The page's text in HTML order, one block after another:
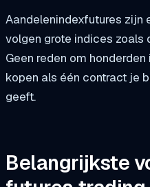
Aandelenindexfutures zijn
volgen grote indices zoals
Geen reden om
kopen als één contract je
geeft.
Belangrijkste